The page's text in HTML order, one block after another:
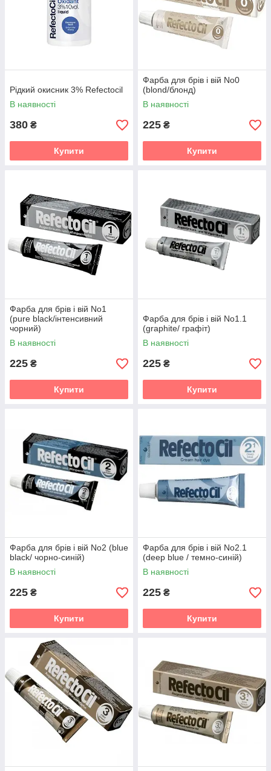
Рідкий окисник 3% Refectocil
В наявності
380 ₴
Купити
Фарба для брів і вій No0
(blond/блонд)
В наявності
225 ₴
Купити
Фарба для брів і вій No1
(pure black/інтенсивний
чорний)
В наявності
225 ₴
Купити
Фарба для брів і вій No1.1
(graphite/ графіт)
В наявності
225 ₴
Купити
Фарба для брів і вій No2 (blue
black/ чорно-синій)
В наявності
225 ₴
Купити
Фарба для брів і вій No2.1
(deep blue / темно-синій)
В наявності
225 ₴
Купити